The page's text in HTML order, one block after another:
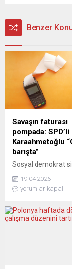
Benzer
Savaşın faturası
pompada: SPD’li
Karaahmetoğlu
barışta”
Sosyal demokrat
Macit
yaşam maliyetleri
akaryakıt fiyatları
yaptı: Ekonomik
jeopolitik
19.04.2026
yorumlar kapalı